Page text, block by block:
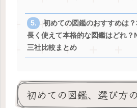
初めての図鑑のおすすめは
長く使えて本格的な図鑑はどれ
三社比較まとめ
初めての図鑑、選び方